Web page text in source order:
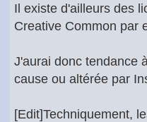
Il existe d'ailleurs des
Creative Common par
J'aurai donc tendance
cause ou altérée par
[Edit]Techniquement,